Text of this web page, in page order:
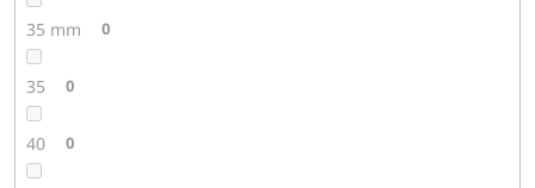
35 mm 0
35 0
40 0